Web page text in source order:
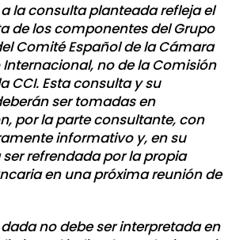
la consulta planteada refleja el
de los componentes del Grupo
Comité Español de la Cámara
no de la Comisión
CCI. Esta consulta y su
ser tomadas en
por la parte consultante, con
informativo y, en su
refrendada por la propia
en una próxima reunión de
no debe ser interpretada en